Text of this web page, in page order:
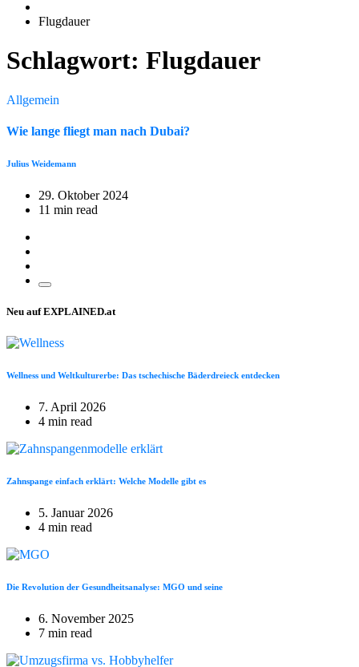
Flugdauer
Schlagwort: Flugdauer
Allgemein
Wie lange fliegt man nach Dubai?
Julius Weidemann
29. Oktober 2024
11 min read
Neu auf EXPLAINED.at
Wellness und Weltkulturerbe: Das tschechische Bäderdreieck entdecken
7. April 2026
4 min read
Zahnspange einfach erklärt: Welche Modelle gibt es
5. Januar 2026
4 min read
Die Revolution der Gesundheitsanalyse: MGO und seine
6. November 2025
7 min read